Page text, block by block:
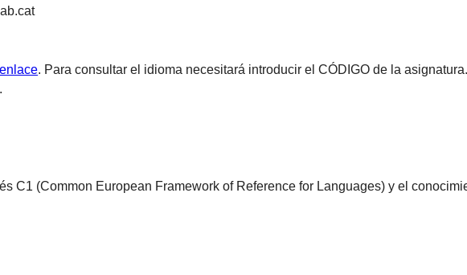
enlace. Para consultar el idioma necesitará introducir el CÓDIGO de la
C1 (Common European Framework of Reference for Languages) y el